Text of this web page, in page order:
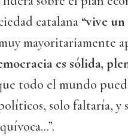
catalana“vive
mayoritariamente
es sólida,
todo el mundo
solo faltaría, y